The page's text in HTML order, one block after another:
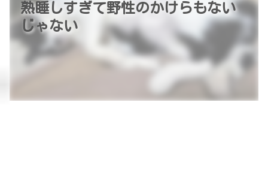
熟睡しすぎて野性のかけらもない
じゃない